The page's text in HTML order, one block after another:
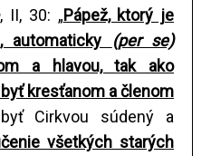
, II, 30: „Pápež, ktorý je
automaticky
(per se)
a hlavou, tak ako
kresťanom a členom
Cirkvou súdený a
všetkých starých